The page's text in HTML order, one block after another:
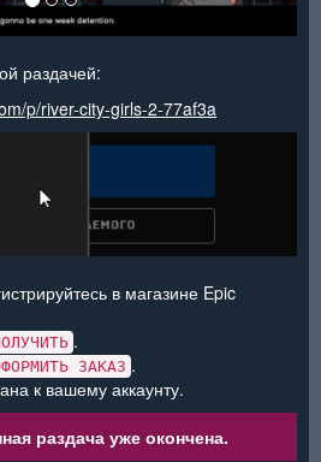
раздачей:
p/river-city-girls-2-77af3a
в магазине Epic
.
ЗАКАЗ .
к вашему аккаунту.
раздача уже окончена.